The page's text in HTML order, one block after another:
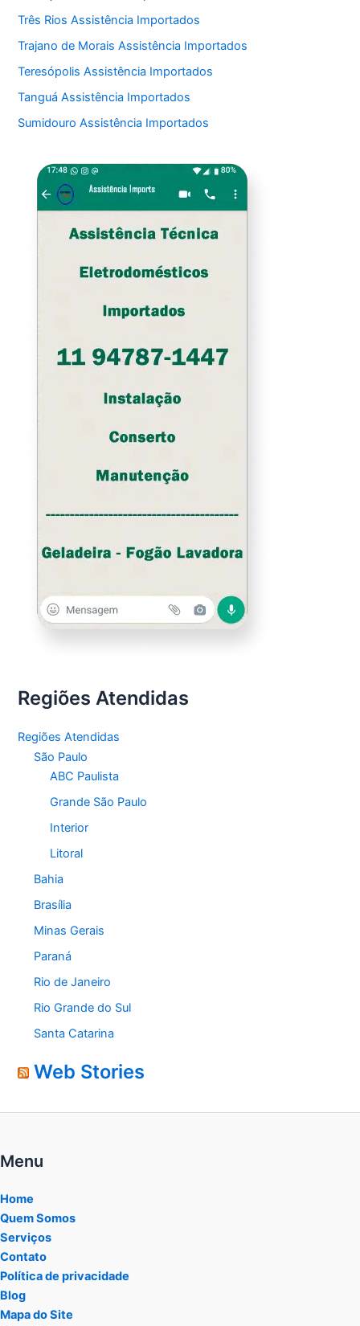
Três Rios Assistência Importados
Trajano de Morais Assistência Importados
Teresópolis Assistência Importados
Tanguá Assistência Importados
Sumidouro Assistência Importados
Regiões Atendidas
Regiões Atendidas
São Paulo
ABC Paulista
Grande São Paulo
Interior
Litoral
Bahia
Brasília
Minas Gerais
Paraná
Rio de Janeiro
Rio Grande do Sul
Santa Catarina
Web Stories
Menu
Home
Quem Somos
Serviços
Contato
Política de privacidade
Blog
Mapa do Site